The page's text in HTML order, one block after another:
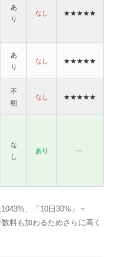
あ
り
なし ★★★★★
あ
り
なし ★★★★★
不
明
なし ★★★★★
な
し
あり —
、「10日30%」＝
料も加わるためさらに高く